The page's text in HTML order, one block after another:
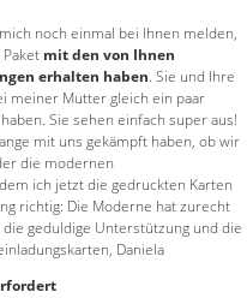
noch einmal bei Ihnen melden,
mit den von Ihnen
erhalten haben. Sie und Ihre
meiner Mutter gleich ein paar
Sie sehen einfach super aus!
mit uns gekämpft haben, ob wir
die modernen
ich jetzt die gedruckten Karten
richtig: Die Moderne hat zurecht
geduldige Unterstützung und die
Daniela